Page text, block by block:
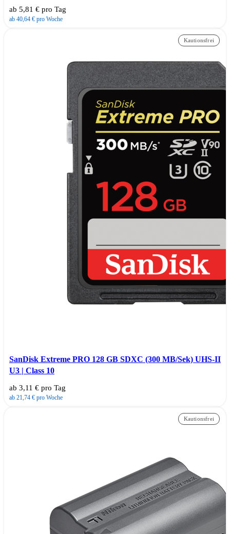
ab 5,81 € pro Tag
ab 40,64 € pro Woche
Kautionsfrei
SanDisk Extreme PRO 128 GB SDXC (300 MB/Sek) UHS-II
U3 | Class 10
ab 3,11 € pro Tag
ab 21,74 € pro Woche
Kautionsfrei